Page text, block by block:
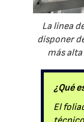
La línea
disponer
más
¿Qué
El